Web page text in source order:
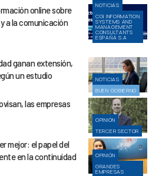
NOTICIAS
CGI INFORMATION
SYSTEMS AND
MANAGEMENT
CONSULTANTS
ESPAÑA S.A
online sobre
a la comunicación
NOTICIAS
BUEN GOBIERNO
ganan extensión,
un estudio
OPINIÓN
TERCER SECTOR
las empresas
OPINIÓN
GRANDES
EMPRESAS
mejor: el papel del
en la continuidad